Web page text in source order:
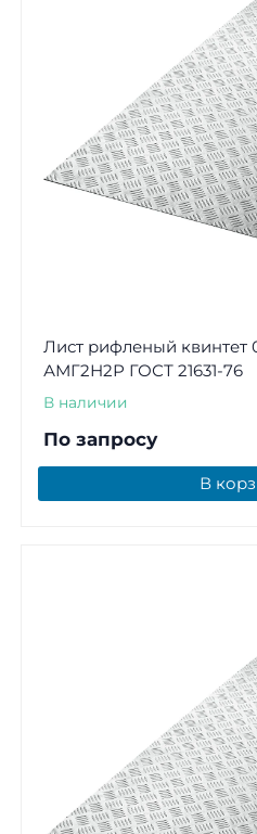
Лист рифленый квинтет
АМГ2Н2Р ГОСТ 21631-76
В наличии
По запросу
В